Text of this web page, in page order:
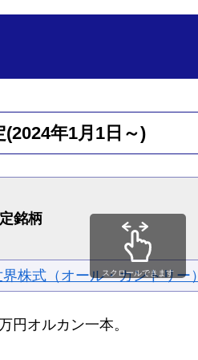
年1月1日～)
銘柄
株式（オール・カントリー）
スクロールできます
円オルカン一本。